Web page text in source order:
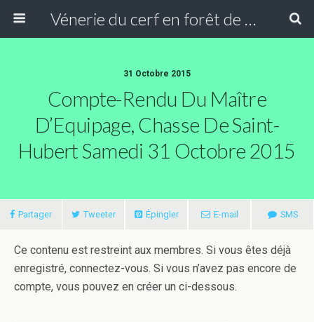
Vénerie du cerf en forêt de Compiègne
31 Octobre 2015
Compte-Rendu Du Maître
D’Equipage, Chasse De Saint-
Hubert Samedi 31 Octobre 2015
Partager Tweeter Épingler E-mail SMS
Ce contenu est restreint aux membres. Si vous êtes déjà
enregistré, connectez-vous. Si vous n’avez pas encore de
compte, vous pouvez en créer un ci-dessous.